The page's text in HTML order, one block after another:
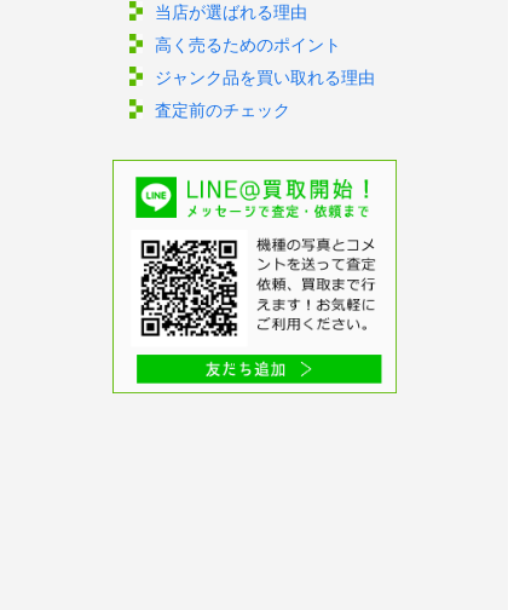
当店が選ばれる理由
高く売るためのポイント
ジャンク品を買い取れる理由
査定前のチェック